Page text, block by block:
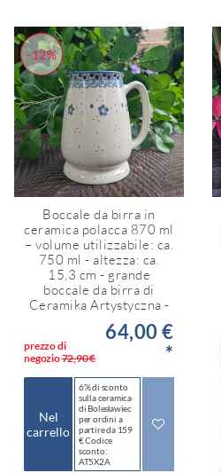
-12%
Boccale da birra in
ceramica polacca 870 ml
– volume utilizzabile: ca.
750 ml - altezza: ca.
15,3 cm - grande
boccale da birra di
Ceramika Artystyczna -
prezzo di
negozio72,90 €
64,00 €
*
Nel
carrello
6% di sconto
sulla ceramica
di Bolesławiec
per ordini a
partire da 159
€ Codice
sconto:
AT5X2A